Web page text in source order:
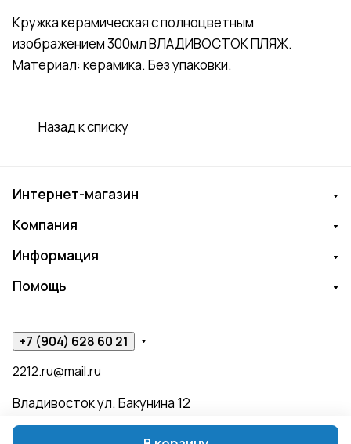
Кружка керамическая с полноцветным
изображением 300мл ВЛАДИВОСТОК ПЛЯЖ.
Материал: керамика. Без упаковки.
Назад к списку
Интернет-магазин
Компания
Информация
Помощь
+7 (904) 628 60 21
2212.ru@mail.ru
Владивосток ул. Бакунина 12